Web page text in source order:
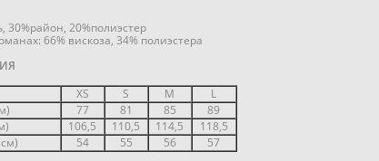
30%район, 20%полиэстер
66% вискоза, 34% полиэстера
XS S M
L
77 81 85
89
106,5 110,5 114,5
118,5
54 55 56
57